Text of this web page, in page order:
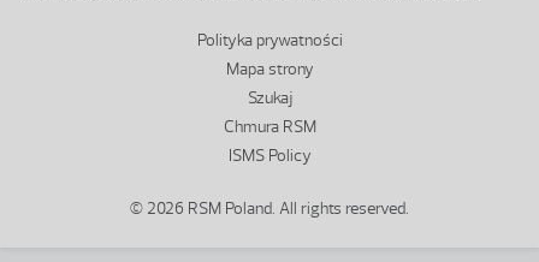
© 2026 RSM Poland. All rights reserved.
Polityka prywatności
Mapa strony
Szukaj
Chmura RSM
ISMS Policy